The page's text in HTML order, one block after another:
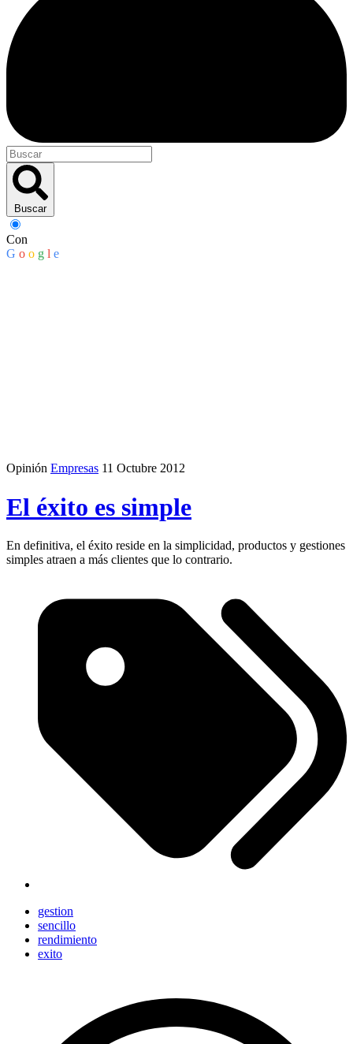
Buscar
Con
G o o g l e
Opinión Empresas 11 Octubre 2012
El éxito es simple
En definitiva, el éxito reside en la simplicidad, productos y gestiones
simples atraen a más clientes que lo contrario.
gestion
sencillo
rendimiento
exito